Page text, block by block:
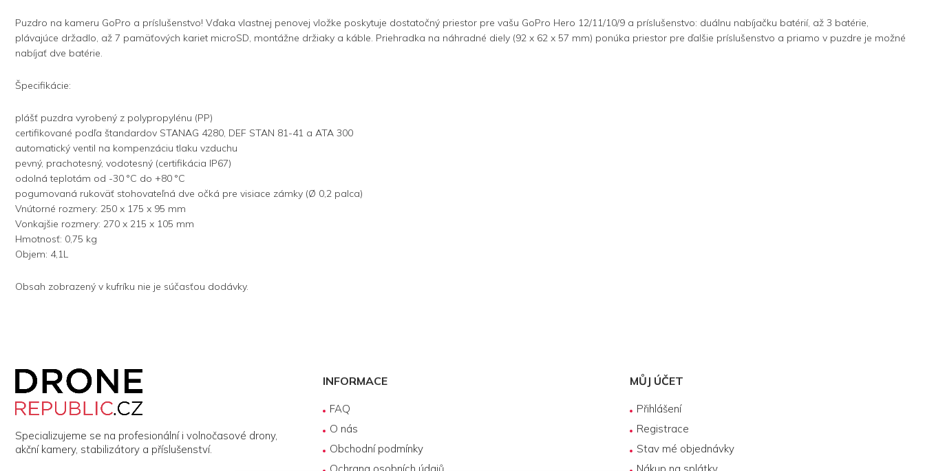
Puzdro na kameru GoPro a príslušenstvo! Vďaka vlastnej penovej vložke poskytuje dostatočný priestor pre vašu GoPro Hero 12/11/10/9 a príslušenstvo: duálnu nabíjačku batérií, až 3 batérie,
plávajúce držadlo, až 7 pamäťových kariet microSD, montážne držiaky a káble. Priehradka na náhradné diely (92 x 62 x 57 mm) ponúka priestor pre ďalšie príslušenstvo a priamo v puzdre je možné
nabíjať dve batérie.
Špecifikácie:
plášť puzdra vyrobený z polypropylénu (PP)
certifikované podľa štandardov STANAG 4280, DEF STAN 81-41 a ATA 300
automatický ventil na kompenzáciu tlaku vzduchu
pevný, prachotesný, vodotesný (certifikácia IP67)
odolná teplotám od -30 °C do +80 °C
pogumovaná rukoväť stohovateľná dve očká pre visiace zámky (Ø 0,2 palca)
Vnútorné rozmery: 250 x 175 x 95 mm
Vonkajšie rozmery: 270 x 215 x 105 mm
Hmotnosť: 0,75 kg
Objem: 4,1L
Obsah zobrazený v kufríku nie je súčasťou dodávky.
Specializujeme se na profesionální i volnočasové drony,
akční kamery, stabilizátory a příslušenství.
INFORMACE
FAQ
O nás
Obchodní podmínky
Ochrana osobních údajů
MŮJ ÚČET
Přihlášení
Registrace
Stav mé objednávky
Nákup na splátky